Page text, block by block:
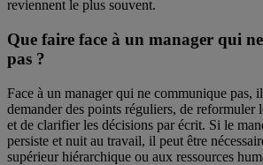
reviennent le plus souvent.
Que faire face à un manager qui
pas ?
Face à un manager qui ne communique pas,
demander des points réguliers, de reformuler
et de clarifier les décisions par écrit. Si le
persiste et nuit au travail, il peut être
supérieur hiérarchique ou aux ressources